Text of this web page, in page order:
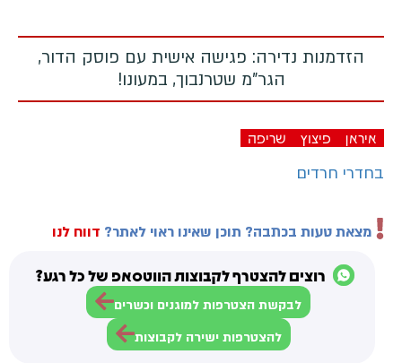
הזדמנות נדירה: פגישה אישית עם פוסק הדור,
הגר"מ שטרנבוך, במעונו!
איראן פיצוץ שריפה
בחדרי חרדים
מצאת טעות בכתבה? תוכן שאינו ראוי לאתר? דווח לנו
רוצים להצטרף לקבוצות הווטסאפ של כל רגע?
לבקשת הצטרפות למוגנים וכשרים
להצטרפות ישירה לקבוצות